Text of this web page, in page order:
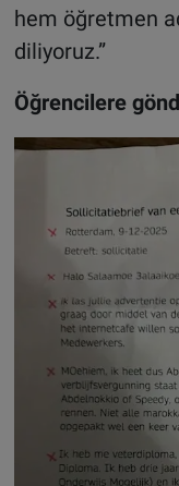
hem öğretmen
diliyoruz.”
Öğrencilere